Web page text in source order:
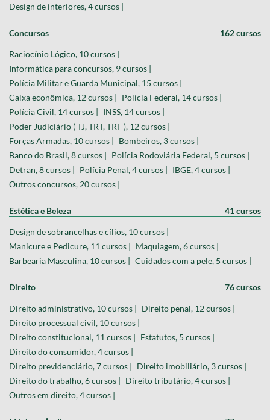
Design de interiores, 4 cursos |
Concursos 162 cursos
Raciocínio Lógico, 10 cursos |
Informática para concursos, 9 cursos |
Polícia Militar e Guarda Municipal, 15 cursos |
Caixa econômica, 12 cursos | Polícia Federal, 14 cursos |
Polícia Civil, 14 cursos | INSS, 14 cursos |
Poder Judiciário ( TJ, TRT, TRF ), 12 cursos |
Forças Armadas, 10 cursos | Bombeiros, 3 cursos |
Banco do Brasil, 8 cursos | Polícia Rodoviária Federal, 5 cursos |
Detran, 8 cursos | Polícia Penal, 4 cursos | IBGE, 4 cursos |
Outros concursos, 20 cursos |
Estética e Beleza 41 cursos
Design de sobrancelhas e cílios, 10 cursos |
Manicure e Pedicure, 11 cursos | Maquiagem, 6 cursos |
Barbearia Masculina, 10 cursos | Cuidados com a pele, 5 cursos |
Direito 76 cursos
Direito administrativo, 10 cursos | Direito penal, 12 cursos |
Direito processual civil, 10 cursos |
Direito constitucional, 11 cursos | Estatutos, 5 cursos |
Direito do consumidor, 4 cursos |
Direito previdenciário, 7 cursos | Direito imobiliário, 3 cursos |
Direito do trabalho, 6 cursos | Direito tributário, 4 cursos |
Outros em direito, 4 cursos |